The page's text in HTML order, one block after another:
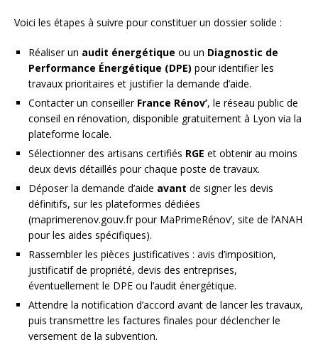
Voici les étapes à suivre pour constituer un dossier solide :
Réaliser un audit énergétique ou un Diagnostic de
Performance Énergétique (DPE) pour identifier les
travaux prioritaires et justifier la demande d’aide.
Contacter un conseiller France Rénov’, le réseau public de
conseil en rénovation, disponible gratuitement à Lyon via la
plateforme locale.
Sélectionner des artisans certifiés RGE et obtenir au moins
deux devis détaillés pour chaque poste de travaux.
Déposer la demande d’aide avant de signer les devis
définitifs, sur les plateformes dédiées
(maprimerenov.gouv.fr pour MaPrimeRénov’, site de l’ANAH
pour les aides spécifiques).
Rassembler les pièces justificatives : avis d’imposition,
justificatif de propriété, devis des entreprises,
éventuellement le DPE ou l’audit énergétique.
Attendre la notification d’accord avant de lancer les travaux,
puis transmettre les factures finales pour déclencher le
versement de la subvention.